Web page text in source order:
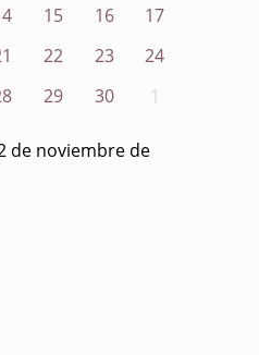
15 16
17
22 23
24
29 30 1
de noviembre de